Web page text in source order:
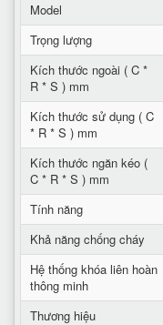
Model
Trọng lượng
Kích thước ngoài ( C *
R * S ) mm
Kích thước sử dụng ( C
* R * S ) mm
Kích thước ngăn kéo (
C * R * S ) mm
Tính năng
Khả năng chống cháy
Hệ thống khóa liên hoàn
thông minh
Thương hiệu